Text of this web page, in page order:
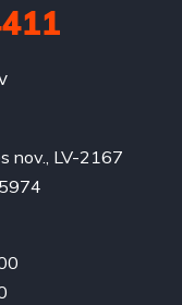
nov., LV-2167